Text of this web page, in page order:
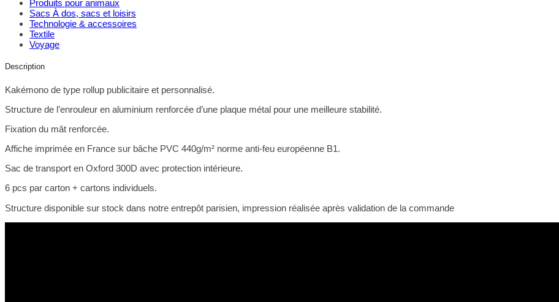
Produits pour animaux
Sacs À dos, sacs et loisirs
Technologie & accessoires
Textile
Voyage
Description
Kakémono de type rollup publicitaire et personnalisé.
Structure de l’enrouleur en aluminium renforcée d’une plaque métal pour une meilleure stabilité.
Fixation du mât renforcée.
Affiche imprimée en France sur bâche PVC 440g/m² norme anti-feu européenne B1.
Sac de transport en Oxford 300D avec protection intérieure.
6 pcs par carton + cartons individuels.
Structure disponible sur stock dans notre entrepôt parisien, impression réalisée après validation de la commande